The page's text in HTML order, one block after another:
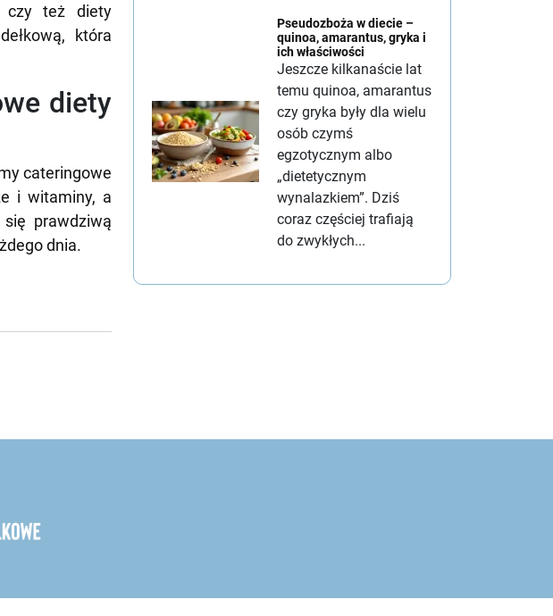
czy też diety
która
diety
cateringowe
i witaminy, a
prawdziwą
dnia.
Pseudozboża w diecie –
quinoa, amarantus, gryka i
ich właściwości
Jeszcze kilkanaście lat
temu quinoa, amarantus
czy gryka były dla wielu
osób czymś
egzotycznym albo
„dietetycznym
wynalazkiem”. Dziś
coraz częściej trafiają
do zwykłych...